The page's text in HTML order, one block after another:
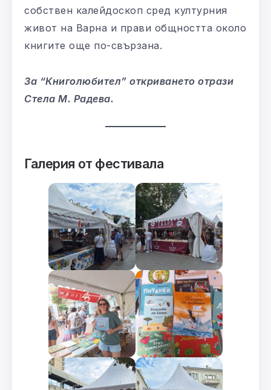
собствен калейдоскоп сред културния
живот на Варна и прави общността около
книгите още по-свързана.
За “Книголюбител” откриването отрази
Стела М. Радева.
Галерия от фестивала